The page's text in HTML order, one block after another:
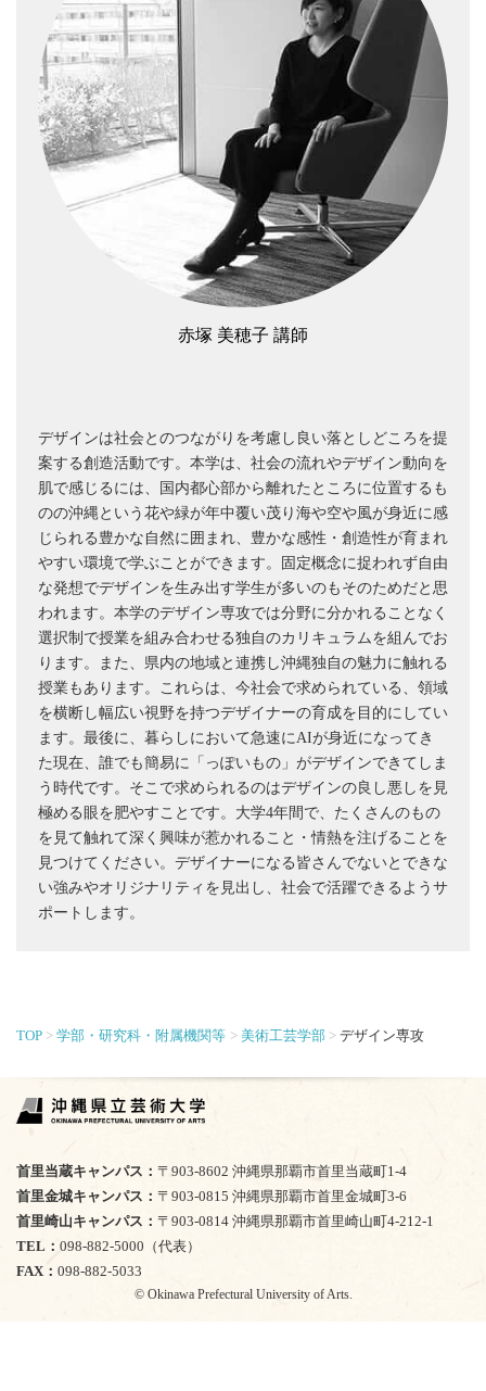
赤塚 美穂子 講師
デザインは社会とのつながりを考慮し良い落としどころを提
案する創造活動です。本学は、社会の流れやデザイン動向を
肌で感じるには、国内都心部から離れたところに位置するも
のの沖縄という花や緑が年中覆い茂り海や空や風が身近に感
じられる豊かな自然に囲まれ、豊かな感性・創造性が育まれ
やすい環境で学ぶことができます。固定概念に捉われず自由
な発想でデザインを生み出す学生が多いのもそのためだと思
われます。本学のデザイン専攻では分野に分かれることなく
選択制で授業を組み合わせる独自のカリキュラムを組んでお
ります。また、県内の地域と連携し沖縄独自の魅力に触れる
授業もあります。これらは、今社会で求められている、領域
を横断し幅広い視野を持つデザイナーの育成を目的にしてい
ます。最後に、暮らしにおいて急速にAIが身近になってき
た現在、誰でも簡易に「っぽいもの」がデザインできてしま
う時代です。そこで求められるのはデザインの良し悪しを見
極める眼を肥やすことです。大学4年間で、たくさんのもの
を見て触れて深く興味が惹かれること・情熱を注げることを
見つけてください。デザイナーになる皆さんでないとできな
い強みやオリジナリティを見出し、社会で活躍できるようサ
ポートします。
TOP 学部・研究科・附属機関等 美術工芸学部 デザイン専攻
TEL
098-882-5000（代表）
FAX
098-882-5033
© Okinawa Prefectural University of Arts.
首里当蔵キャンパス
〒903-8602 沖縄県那覇市首里当蔵町1-4
首里金城キャンパス
〒903-0815 沖縄県那覇市首里金城町3-6
首里崎山キャンパス
〒903-0814 沖縄県那覇市首里崎山町4-212-1